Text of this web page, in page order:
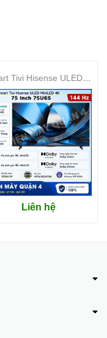
Liên hệ